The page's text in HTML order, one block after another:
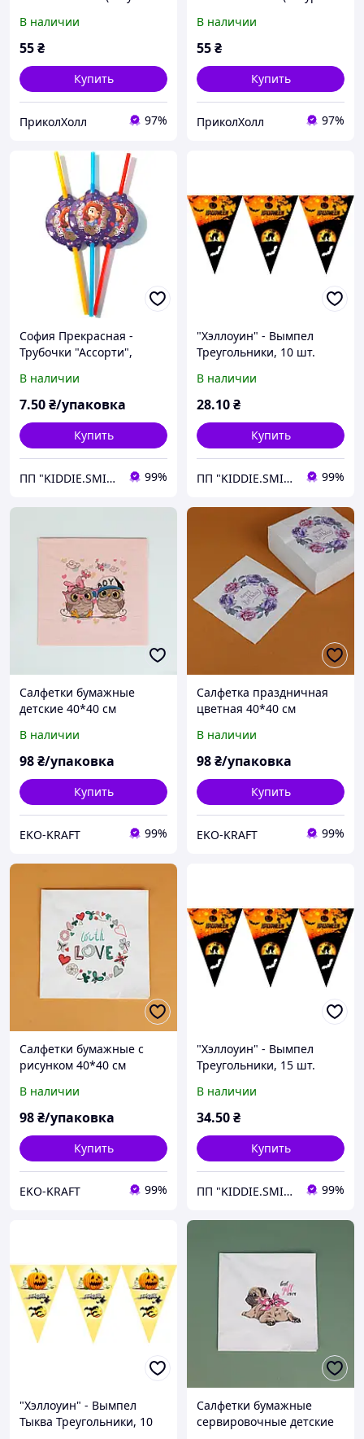
В наличии
55₴
Купить
ПриколХолл 97%
В наличии
55₴
Купить
ПриколХолл 97%
София Прекрасная -
Трубочки "Ассорти",
В наличии
7.50₴/упаковка
Купить
ПП "KIDDIE.SMILE" 99%
"Хэллоуин" - Вымпел
Треугольники, 10 шт.
В наличии
28.10₴
Купить
ПП "KIDDIE.SMILE" 99%
Салфетки бумажные
детские 40*40 см
рисунком 10 шт
В наличии
98₴/упаковка
Купить
EKO-KRAFT 99%
Салфетка праздничная
цветная 40*40 см
на День рождения 10 шт
В наличии
98₴/упаковка
Купить
EKO-KRAFT 99%
Салфетки бумажные с
рисунком 40*40 см
декоративные 10 шт
В наличии
98₴/упаковка
Купить
EKO-KRAFT 99%
"Хэллоуин" - Вымпел
Треугольники, 15 шт.
В наличии
34.50₴
Купить
ПП "KIDDIE.SMILE" 99%
"Хэллоуин" - Вымпел
Тыква Треугольники, 10
Салфетки бумажные
сервировочные детские